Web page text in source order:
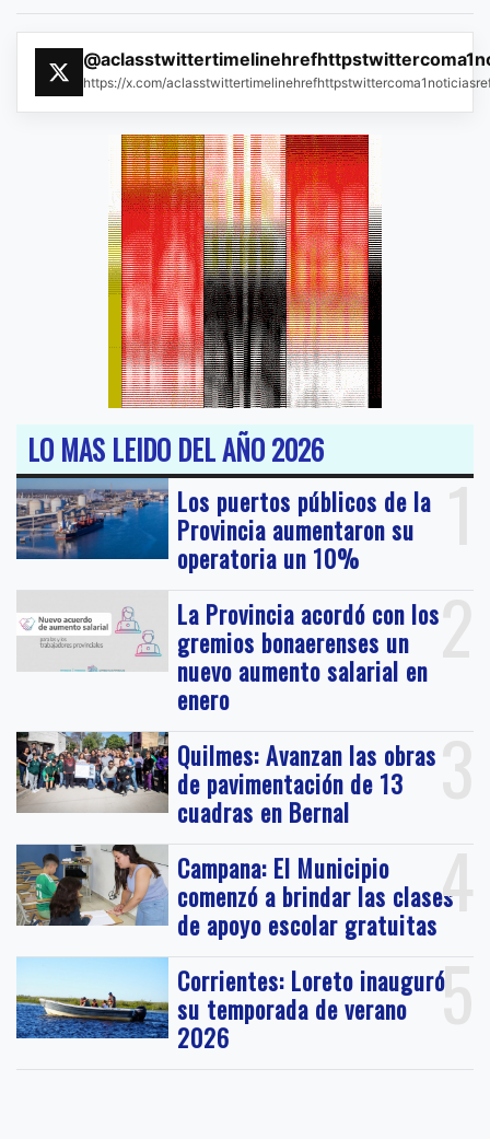
https://x.com/
LO MAS LEIDO DEL AÑO 2026
1
Los puertos públicos de la
Provincia aumentaron su
operatoria un 10%
2
La Provincia acordó con los
gremios bonaerenses un
nuevo aumento salarial en
enero
3
Quilmes: Avanzan las obras
de pavimentación de 13
cuadras en Bernal
4
Campana: El Municipio
comenzó a brindar las clases
de apoyo escolar gratuitas
5
Corrientes: Loreto inauguró
su temporada de verano
2026